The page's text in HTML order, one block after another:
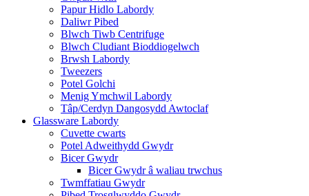
Papur Hidlo Labordy
Daliwr Pibed
Blwch Tiwb Centrifuge
Blwch Cludiant Bioddiogelwch
Brwsh Labordy
Tweezers
Potel Golchi
Menig Ymchwil Labordy
Tâp/Cerdyn Dangosydd Awtoclaf
Glassware Labordy
Cuvette cwarts
Potel Adweithydd Gwydr
Bicer Gwydr
Bicer Gwydr â waliau trwchus
Twmffatiau Gwydr